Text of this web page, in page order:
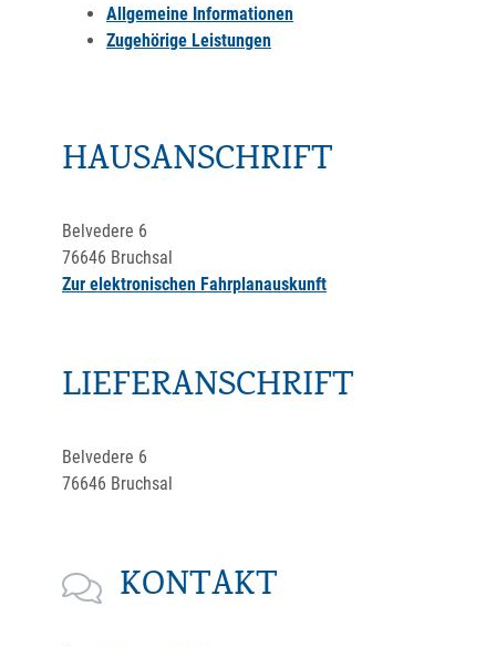
Allgemeine Informationen
Zugehörige Leistungen
HAUSANSCHRIFT
Belvedere 6
76646 Bruchsal
Zur elektronischen Fahrplanauskunft
LIEFERANSCHRIFT
Belvedere 6
76646 Bruchsal
KONTAKT